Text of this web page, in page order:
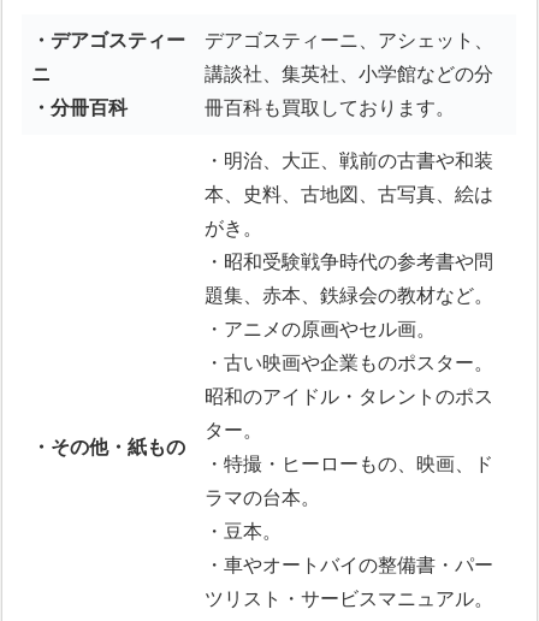
・デアゴスティー
ニ
・分冊百科
デアゴスティーニ、アシェット、
講談社、集英社、小学館などの分
冊百科も買取しております。
・その他・紙もの
・明治、大正、戦前の古書や和装
本、史料、古地図、古写真、絵は
がき。
・昭和受験戦争時代の参考書や問
題集、赤本、鉄緑会の教材など。
・アニメの原画やセル画。
・古い映画や企業ものポスター。
昭和のアイドル・タレントのポス
ター。
・特撮・ヒーローもの、映画、ド
ラマの台本。
・豆本。
・車やオートバイの整備書・パー
ツリスト・サービスマニュアル。